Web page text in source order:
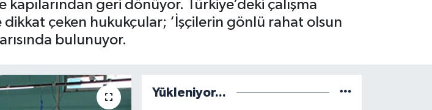
geri dönüyor. Türkiye’deki çalışma
dikkat çeken hukukçular; ‘İşçilerin gönlü rahat olsun
bulunuyor.
Yükleniyor...